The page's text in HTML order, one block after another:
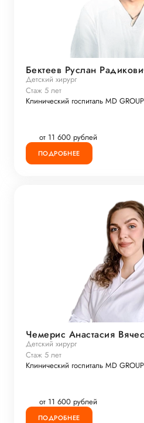
Бектеев Руслан
Детский хирург
Стаж 5 лет
Клинический госпиталь MD
от 11 600 рублей
ПОДРОБНЕЕ
Чемерис Анастасия
Детский хирург
Стаж 5 лет
Клинический госпиталь MD
от 11 600 рублей
ПОДРОБНЕЕ